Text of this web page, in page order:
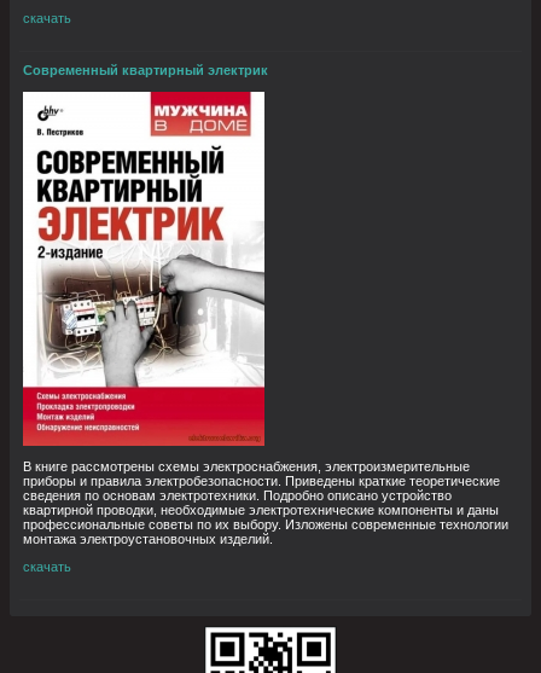
скачать
Современный квартирный электрик
В книге рассмотрены схемы электроснабжения, электроизмерительные
приборы и правила электробезопасности. Приведены краткие теоретические
сведения по основам электротехники. Подробно описано устройство
квартирной проводки, необходимые электротехнические компоненты и даны
профессиональные советы по их выбору. Изложены современные технологии
монтажа электроустановочных изделий.
скачать